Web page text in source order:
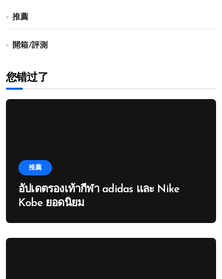
推薦
開箱/評測
您错过了
推薦
อัปเดตรองเท้ากีฬา adidas และ Nike
Kobe ยอดนิยม